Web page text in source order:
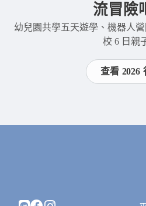
流冒險
幼兒園共學五天遊學、機器人
校 6 日親
查看 2026